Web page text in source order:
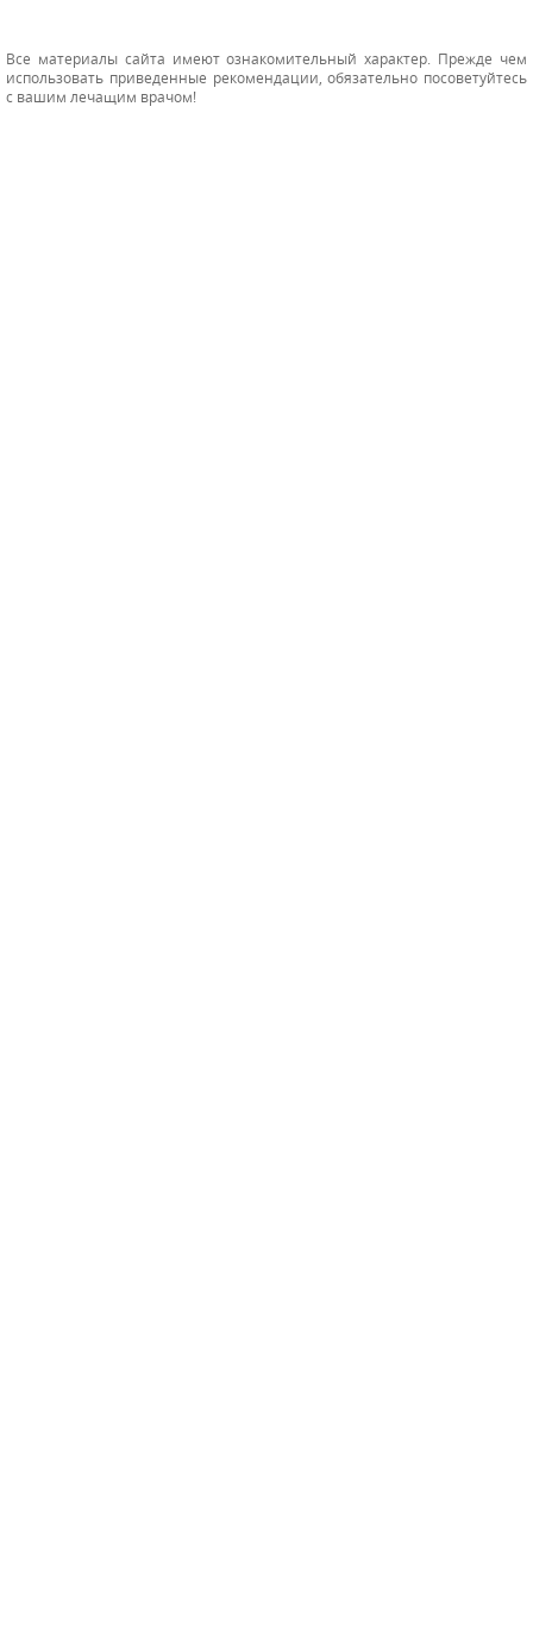
Все материалы сайта имеют ознакомительный характер. Прежде чем
использовать приведенные рекомендации, обязательно посоветуйтесь
с вашим лечащим врачом!